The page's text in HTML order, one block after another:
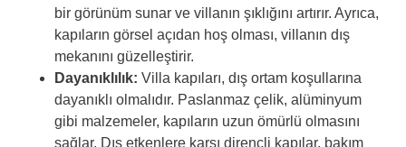
bir görünüm sunar ve villanın şıklığını artırır. Ayrıca,
kapıların görsel açıdan hoş olması, villanın dış
mekanını güzelleştirir.
Dayanıklılık: Villa kapıları, dış ortam koşullarına
dayanıklı olmalıdır. Paslanmaz çelik, alüminyum
gibi malzemeler, kapıların uzun ömürlü olmasını
sağlar. Dış etkenlere karşı dirençli kapılar, bakım